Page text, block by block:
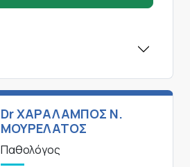
Dr ΧΑΡΑΛΑΜΠΟΣ Ν.
ΜΟΥΡΕΛΑΤΟΣ
Παθολόγος